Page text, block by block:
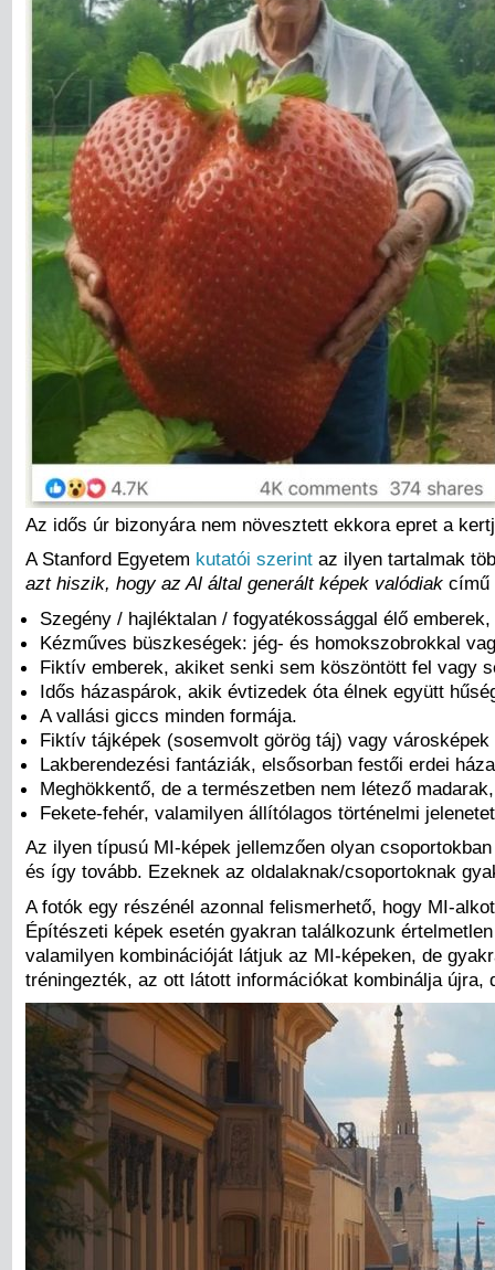
Az idős úr bizonyára nem növesztett ekkora epret a
A Stanford Egyetem kutatói szerint az ilyen tartalmak
azt hiszik, hogy az Al által generált képek valódiak című
Szegény / hajléktalan / fogyatékossággal élő
Kézműves büszkeségek: jég- és homokszobrokkal
Fiktív emberek, akiket senki sem köszöntött fel vagy
Idős házaspárok, akik évtizedek óta élnek együtt
A vallási giccs minden formája.
Fiktív tájképek (sosemvolt görög táj) vagy
Lakberendezési fantáziák, elsősorban festői erdei
Meghökkentő, de a természetben nem létező
Fekete-fehér, valamilyen állítólagos történelmi
Az ilyen típusú MI-képek jellemzően olyan
és így tovább. Ezeknek az oldalaknak/csoportoknak
A fotók egy részénél azonnal felismerhető, hogy MI-
Építészeti képek esetén gyakran találkozunk
valamilyen kombinációját látjuk az MI-képeken, de
tréningezték, az ott látott információkat kombinálja újra,